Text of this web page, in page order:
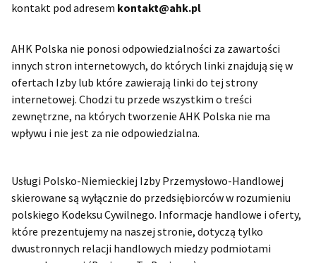
kontakt pod adresem kontakt@ahk.pl
AHK Polska nie ponosi odpowiedzialności za zawartości
innych stron internetowych, do których linki znajdują się w
ofertach Izby lub które zawierają linki do tej strony
internetowej. Chodzi tu przede wszystkim o treści
zewnętrzne, na których tworzenie AHK Polska nie ma
wpływu i nie jest za nie odpowiedzialna.
Usługi Polsko-Niemieckiej Izby Przemysłowo-Handlowej
skierowane są wyłącznie do przedsiębiorców w rozumieniu
polskiego Kodeksu Cywilnego. Informacje handlowe i oferty,
które prezentujemy na naszej stronie, dotyczą tylko
dwustronnych relacji handlowych miedzy podmiotami